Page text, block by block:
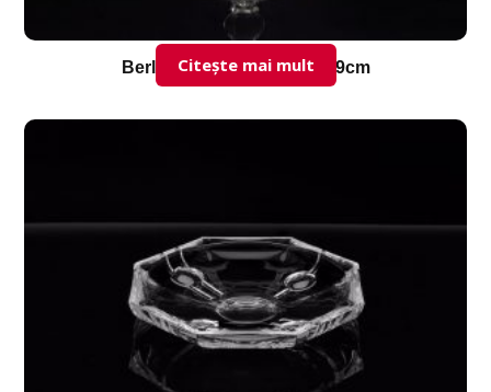
Berlin fructiera cu picior 29cm
Citește mai mult